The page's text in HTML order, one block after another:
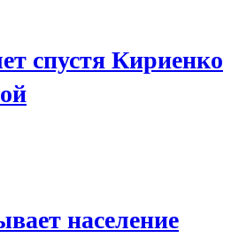
спустя Кириенко
население